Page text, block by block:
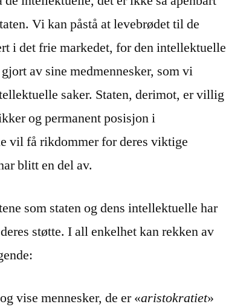
Vi kan påstå at levebrødet til de
i det frie markedet, for den intellektuelle
av sine medmennesker, som vi
saker. Staten, derimot, er villig
og permanent posisjon i
vil få rikdommer for deres viktige
blitt en del av.
som staten og dens intellektuelle har
støtte. I all enkelhet kan rekken av
vise mennesker, de er «aristokratiet»